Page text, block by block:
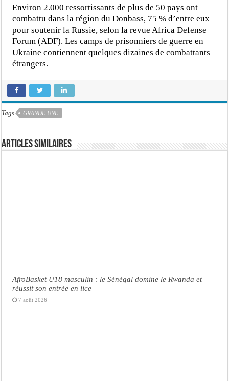
Environ 2.000 ressortissants de plus de 50 pays ont
combattu dans la région du Donbass, 75 % d’entre eux
pour soutenir la Russie, selon la revue Africa Defense
Forum (ADF). Les camps de prisonniers de guerre en
Ukraine contiennent quelques dizaines de combattants
étrangers.
Tags GRANDE UNE
Articles similaires
AfroBasket U18 masculin : le Sénégal domine le Rwanda et
réussit son entrée en lice
7 août 2026